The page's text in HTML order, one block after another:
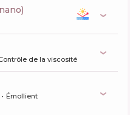
de la viscosité
Émollient